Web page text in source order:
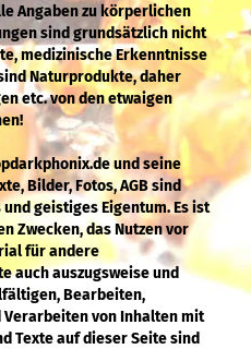
Angaben zu körperlichen
sind grundsätzlich nicht
medizinische Erkenntnisse
Naturprodukte, daher
etc. von den etwaigen
und seine
Bilder, Fotos, AGB sind
geistiges Eigentum. Es ist
Zwecken, das Nutzen vor
für andere
auch auszugsweise und
Bearbeiten,
Verarbeiten von Inhalten mit
Texte auf dieser Seite sind